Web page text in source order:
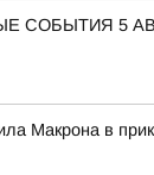
СОБЫТИЯ 5
Макрона в